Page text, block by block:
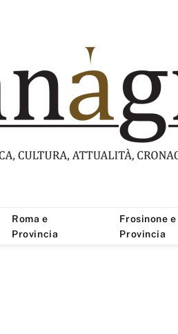
Roma e
Provincia
Frosinone e
Provincia